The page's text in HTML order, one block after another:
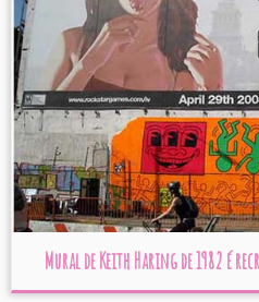
Mural de Keith Haring de 1982 é